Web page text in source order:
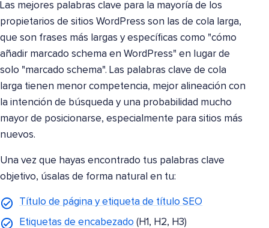
Las mejores palabras clave para la mayoría de los
propietarios de sitios WordPress son las de cola larga,
que son frases más largas y específicas como "cómo
añadir marcado schema en WordPress" en lugar de
solo "marcado schema". Las palabras clave de cola
larga tienen menor competencia, mejor alineación con
la intención de búsqueda y una probabilidad mucho
mayor de posicionarse, especialmente para sitios más
nuevos.
Una vez que hayas encontrado tus palabras clave
objetivo, úsalas de forma natural en tu:
Título de página y etiqueta de título SEO
Etiquetas de encabezado (H1, H2, H3)